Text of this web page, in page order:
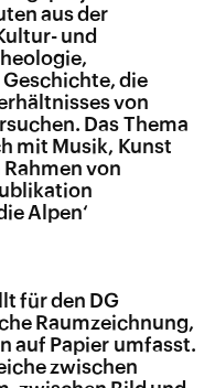
aus der
und
die
von
Das Thema
mit Musik, Kunst
von
Alpen‘
für den DG
Raumzeichnung,
auf Papier umfasst.
zwischen